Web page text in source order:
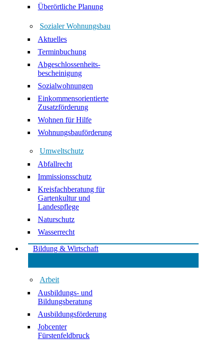
Überörtliche Planung
Sozialer Wohnungsbau
Aktuelles
Terminbuchung
Abgeschlossenheits-
bescheinigung
Sozialwohnungen
Einkommensorientierte
Zusatzförderung
Wohnen für Hilfe
Wohnungsbauförderung
Umweltschutz
Abfallrecht
Immissionsschutz
Kreisfachberatung für
Gartenkultur und
Landespflege
Naturschutz
Wasserrecht
Bildung & Wirtschaft
Arbeit
Ausbildungs- und
Bildungsberatung
Ausbildungsförderung
Jobcenter
Fürstenfeldbruck